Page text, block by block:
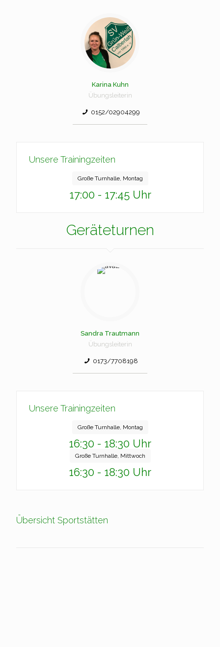
Karina Kuhn
Übungsleiterin
0152/02904299
Unsere Trainingzeiten
Große Turnhalle, Montag
17:00 - 17:45 Uhr
Geräteturnen
Sandra Trautmann
Übungsleiterin
0173/7708198
Unsere Trainingzeiten
Große Turnhalle, Montag
16:30 - 18:30 Uhr
Große Turnhalle, Mittwoch
16:30 - 18:30 Uhr
Übersicht Sportstätten